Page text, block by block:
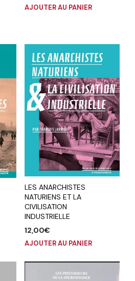
AJOUTER AU PANIER
LES ANARCHISTES
NATURIENS ET LA
CIVILISATION
INDUSTRIELLE
12,00€
AJOUTER AU PANIER